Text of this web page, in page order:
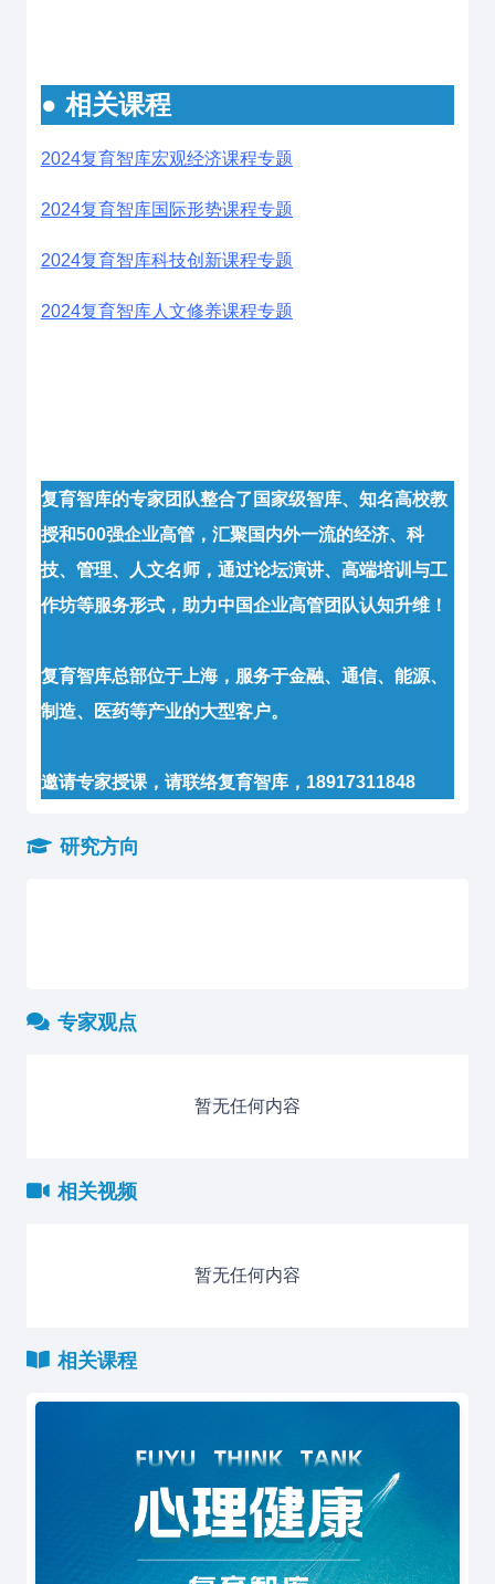
● 相关课程
2024复育智库宏观经济课程专题
2024复育智库国际形势课程专题
2024复育智库科技创新课程专题
2024复育智库人文修养课程专题
复育智库的专家团队整合了国家级智库、知名高校教
授和500强企业高管，汇聚国内外一流的经济、科
技、管理、人文名师，通过论坛演讲、高端培训与工
作坊等服务形式，助力中国企业高管团队认知升维！
复育智库总部位于上海，服务于金融、通信、能源、
制造、医药等产业的大型客户。
邀请专家授课，请联络复育智库，18917311848
研究方向
专家观点
暂无任何内容
相关视频
暂无任何内容
相关课程